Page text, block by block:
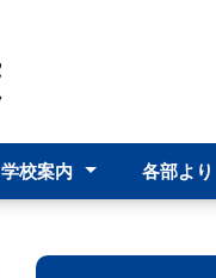
学校案内 各部より